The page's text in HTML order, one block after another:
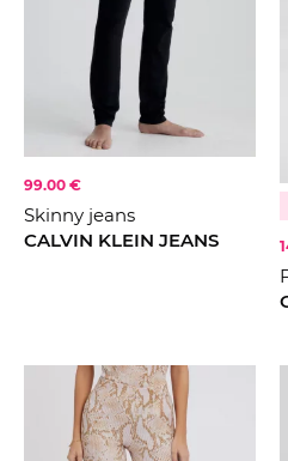
99.00 €
Skinny jeans
CALVIN KLEIN JEANS